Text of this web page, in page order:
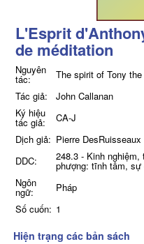
L'Esprit
de méditation
Nguyên
tác:
The spirit of Tony
Tác giả:
John Callanan
Ký hiệu
tác giả:
CA-J
Dịch giả: Pierre DesRuisseaux
DDC:
248.3 - Kinh
phượng: tĩnh tâm, sự
Ngôn
ngữ:
Pháp
Số cuốn: 1
Hiện trạng các bản sách